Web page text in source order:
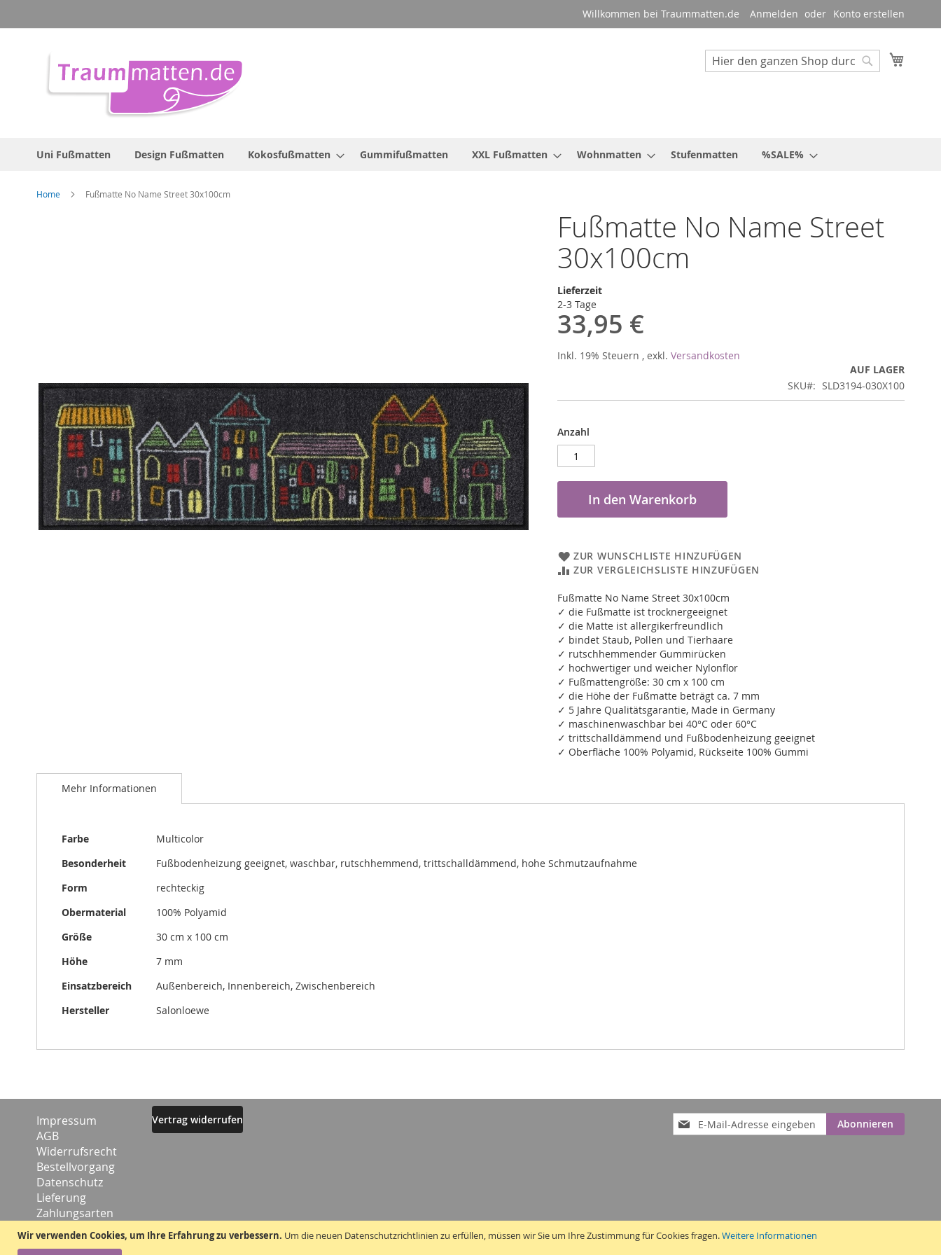
Wir verwenden Cookies, um Ihre Erfahrung zu verbessern. Um die neuen Datenschutzrichtlinien zu erfüllen, müssen wir Sie um Ihre Zustimmung für Cookies fragen.Weitere Informationen
zum
Willkommen bei Traummatten.de Anmelden Konto erstellen
Suche
Uni Fußmatten Design Fußmatten Kokosfußmatten Gummifußmatten XXL Fußmatten Wohnmatten Stufenmatten %SALE%
Home Fußmatte No Name Street 30x100cm
Fußmatte No Name Street
30x100cm
Lieferzeit
2-3 Tage
33,95 €
Inkl. 19% Steuern , exkl. Versandkosten
AUF LAGER
SKU
SLD3194-030X100
Anzahl
In den Warenkorb
ZUR WUNSCHLISTE HINZUFÜGEN
ZUR VERGLEICHSLISTE HINZUFÜGEN
Fußmatte No Name Street 30x100cm
✓ die Fußmatte ist trocknergeeignet
✓ die Matte ist allergikerfreundlich
✓ bindet Staub, Pollen und Tierhaare
✓ rutschhemmender Gummirücken
✓ hochwertiger und weicher Nylonflor
✓ Fußmattengröße: 30 cm x 100 cm
✓ die Höhe der Fußmatte beträgt ca. 7 mm
✓ 5 Jahre Qualitätsgarantie, Made in Germany
✓ maschinenwaschbar bei 40°C oder 60°C
✓ trittschalldämmend und Fußbodenheizung geeignet
✓ Oberfläche 100% Polyamid, Rückseite 100% Gummi
Mehr Informationen
Mehr
Farbe
Multicolor
Besonderheit
Fußbodenheizung geeignet, waschbar, rutschhemmend, trittschalldämmend, hohe Schmutzaufnahme
Form
rechteckig
Obermaterial
100% Polyamid
Größe
30 cm x 100 cm
Höhe
7 mm
Einsatzbereich
Außenbereich, Innenbereich, Zwischenbereich
Hersteller
Salonloewe
Anmeldung
zum
Abonnieren
Impressum
AGB
Widerrufsrecht
Bestellvorgang
Datenschutz
Lieferung
Zahlungsarten
Kontakt
Vertrag widerrufen